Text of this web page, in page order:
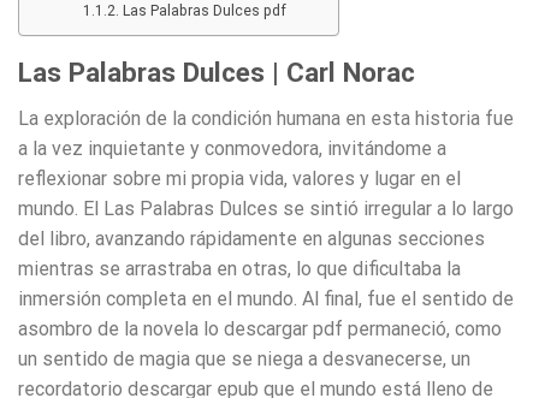
Las Palabras Dulces pdf
Las Palabras Dulces | Carl Norac
La exploración de la condición humana en esta historia fue
a la vez inquietante y conmovedora, invitándome a
reflexionar sobre mi propia vida, valores y lugar en el
mundo. El Las Palabras Dulces se sintió irregular a lo largo
del libro, avanzando rápidamente en algunas secciones
mientras se arrastraba en otras, lo que dificultaba la
inmersión completa en el mundo. Al final, fue el sentido de
asombro de la novela lo descargar pdf permaneció, como
un sentido de magia que se niega a desvanecerse, un
recordatorio descargar epub que el mundo está lleno de